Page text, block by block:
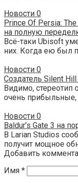
Новости 0
Prince Of Persia:
на полную
Всё-таки Ubisoft
них. Когда ею был
Новости 0
Создатель Silent
Видимо, стереотип
очень прибыльные,
Новости 0
Baldur’s Gate 3 на
В Larian Studios
получит мощное
Добавить
Имя *